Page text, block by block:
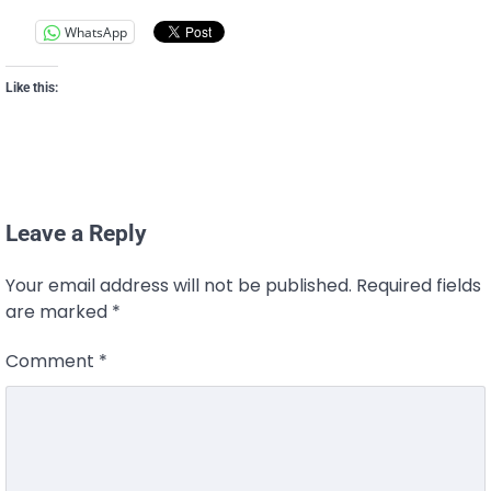
WhatsApp
Like this:
Leave a Reply
Your email address will not be published. Required fields
are marked *
Comment *